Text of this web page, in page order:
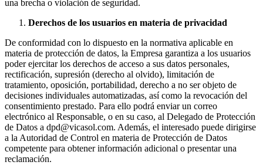
una brecha o violación de seguridad.
Derechos de los usuarios en materia de privacidad
De conformidad con lo dispuesto en la normativa aplicable en
materia de protección de datos, la Empresa garantiza a los usuarios
poder ejercitar los derechos de acceso a sus datos personales,
rectificación, supresión (derecho al olvido), limitación de
tratamiento, oposición, portabilidad, derecho a no ser objeto de
decisiones individuales automatizadas, así como la revocación del
consentimiento prestado. Para ello podrá enviar un correo
electrónico al Responsable, o en su caso, al Delegado de Protección
de Datos a dpd@vicasol.com. Además, el interesado puede dirigirse
a la Autoridad de Control en materia de Protección de Datos
competente para obtener información adicional o presentar una
reclamación.